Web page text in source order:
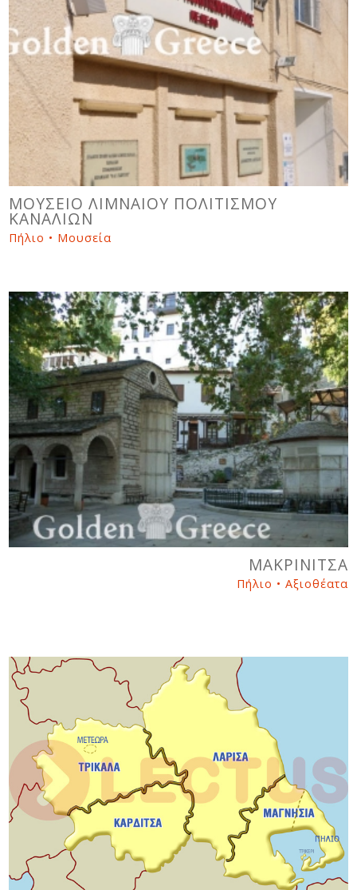
ΜΟΥΣΕΙΟ ΛΙΜΝΑΙΟΥ ΠΟΛΙΤΙΣΜΟΥ
ΚΑΝΑΛΙΩΝ
Πήλιο • Μουσεία
ΜΑΚΡIΝΙΤΣΑ
Πήλιο • Αξιοθέατα